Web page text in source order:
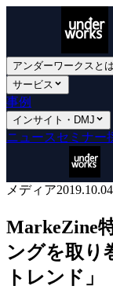
アンダーワークスとは
サービス
事例
インサイト・DMJ
ニュース セミナー
メディア2019.10.04
MarkeZine
ングを取り
トレンド」